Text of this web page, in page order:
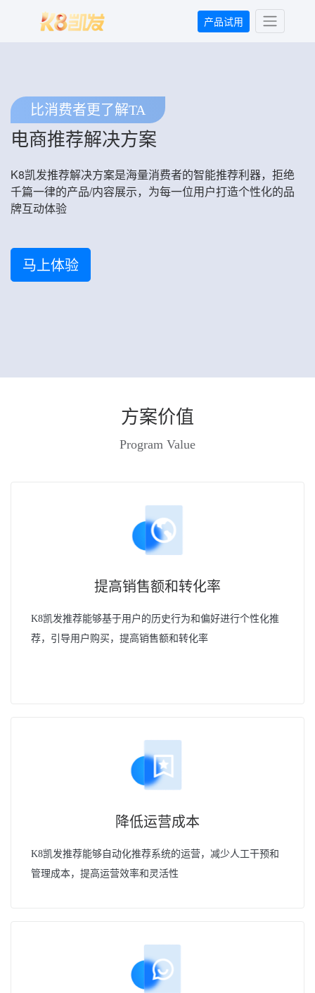
产品试用
比消费者更了解TA
电商推荐解决方案
K8凯发推荐解决方案是海量消费者的智能推荐利器，拒绝
千篇一律的产品/内容展示，为每一位用户打造个性化的品
牌互动体验
马上体验
方案价值
Program Value
提高销售额和转化率
K8凯发推荐能够基于用户的历史行为和偏好进行个性化推
荐，引导用户购买，提高销售额和转化率
降低运营成本
K8凯发推荐能够自动化推荐系统的运营，减少人工干预和
管理成本，提高运营效率和灵活性